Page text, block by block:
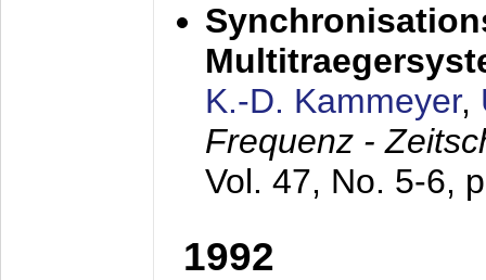
K.-D. Kammeyer,
Frequenz -
Vol. 47, No. 5-6,
1992